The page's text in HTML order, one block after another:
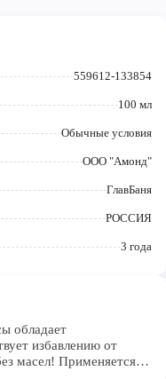
559612-133854
100 мл
Обычные условия
ООО "Амонд"
ГлавБаня
РОССИЯ
3 года
обладает
избавлению от